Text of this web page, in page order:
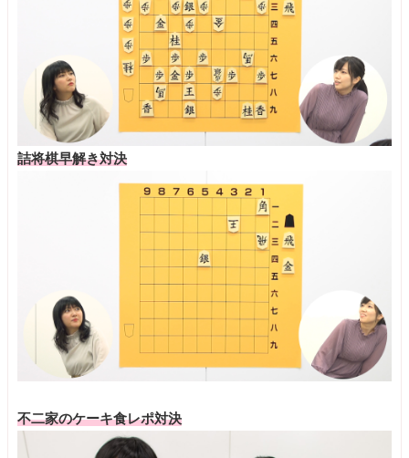
詰将棋早解き対決
不二家のケーキ食レポ対決